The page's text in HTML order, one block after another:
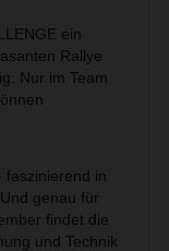
ein
Rallye
Nur im Team
faszinierend in
genau für
findet die
und Technik